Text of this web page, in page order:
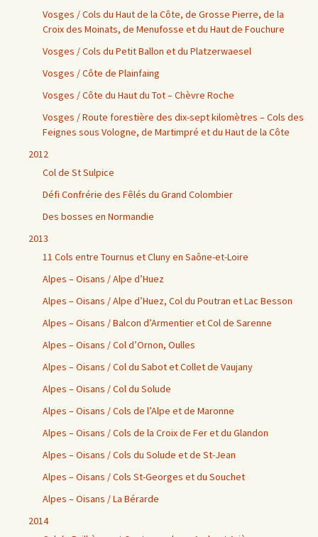
Vosges / Cols du Haut de la Côte, de Grosse Pierre, de la
Croix des Moinats, de Menufosse et du Haut de Fouchure
Vosges / Cols du Petit Ballon et du Platzerwaesel
Vosges / Côte de Plainfaing
Vosges / Côte du Haut du Tot – Chèvre Roche
Vosges / Route forestière des dix-sept kilomètres – Cols des
Feignes sous Vologne, de Martimpré et du Haut de la Côte
2012
Col de St Sulpice
Défi Confrérie des Fêlés du Grand Colombier
Des bosses en Normandie
2013
11 Cols entre Tournus et Cluny en Saône-et-Loire
Alpes – Oisans / Alpe d’Huez
Alpes – Oisans / Alpe d’Huez, Col du Poutran et Lac Besson
Alpes – Oisans / Balcon d’Armentier et Col de Sarenne
Alpes – Oisans / Col d’Ornon, Oulles
Alpes – Oisans / Col du Sabot et Collet de Vaujany
Alpes – Oisans / Col du Solude
Alpes – Oisans / Cols de l’Alpe et de Maronne
Alpes – Oisans / Cols de la Croix de Fer et du Glandon
Alpes – Oisans / Cols du Solude et de St-Jean
Alpes – Oisans / Cols St-Georges et du Souchet
Alpes – Oisans / La Bérarde
2014